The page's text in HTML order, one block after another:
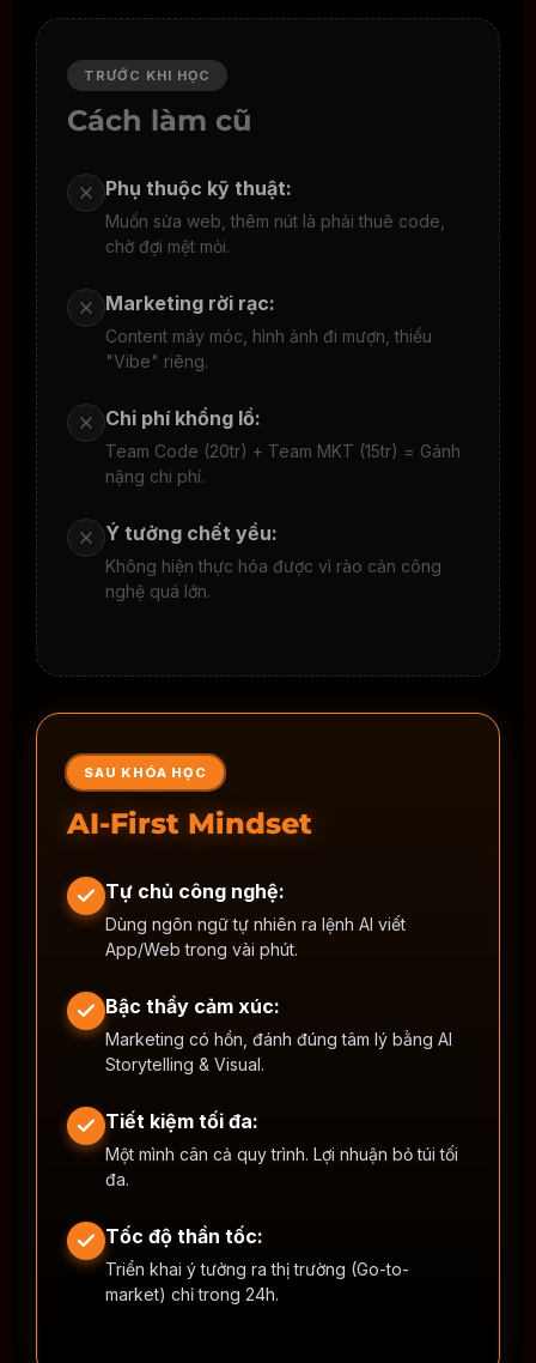
TRƯỚC KHI HỌC
Cách làm cũ
Phụ thuộc kỹ thuật:
Muốn sửa web, thêm nút là phải thuê code,
chờ đợi mệt mỏi.
Marketing rời rạc:
Content máy móc, hình ảnh đi mượn, thiếu
"Vibe" riêng.
Chi phí khổng lồ:
Team Code (20tr) + Team MKT (15tr) = Gánh
nặng chi phí.
Ý tưởng chết yểu:
Không hiện thực hóa được vì rào cản công
nghệ quá lớn.
SAU KHÓA HỌC
AI-First Mindset
Tự chủ công nghệ:
Dùng ngôn ngữ tự nhiên ra lệnh AI viết
App/Web trong vài phút.
Bậc thầy cảm xúc:
Marketing có hồn, đánh đúng tâm lý bằng AI
Storytelling & Visual.
Tiết kiệm tối đa:
Một mình cân cả quy trình. Lợi nhuận bỏ túi tối
đa.
Tốc độ thần tốc:
Triển khai ý tưởng ra thị trường (Go-to-
market) chỉ trong 24h.